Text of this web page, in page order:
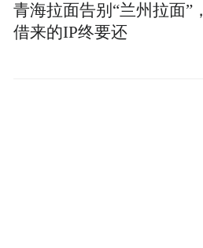
青海拉面告别“兰州拉面”，
借来的IP终要还